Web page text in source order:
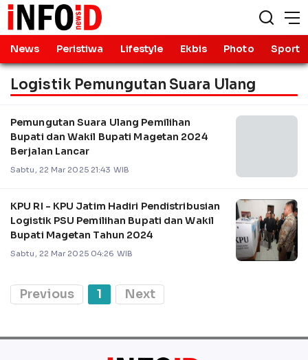
News Peristiwa Lifestyle Ekbis Photo Sport
Logistik Pemungutan Suara Ulang
Pemungutan Suara Ulang Pemilihan
Bupati dan Wakil Bupati Magetan 2024
Berjalan Lancar
Sabtu, 22 Mar 2025 21:43 WIB
KPU RI - KPU Jatim Hadiri Pendistribusian
Logistik PSU Pemilihan Bupati dan Wakil
Bupati Magetan Tahun 2024
Sabtu, 22 Mar 2025 04:26 WIB
Previous 1 Next